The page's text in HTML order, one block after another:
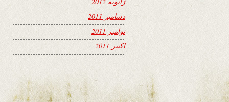
دسامبر 2011
نوامبر 2011
اکتبر 2011